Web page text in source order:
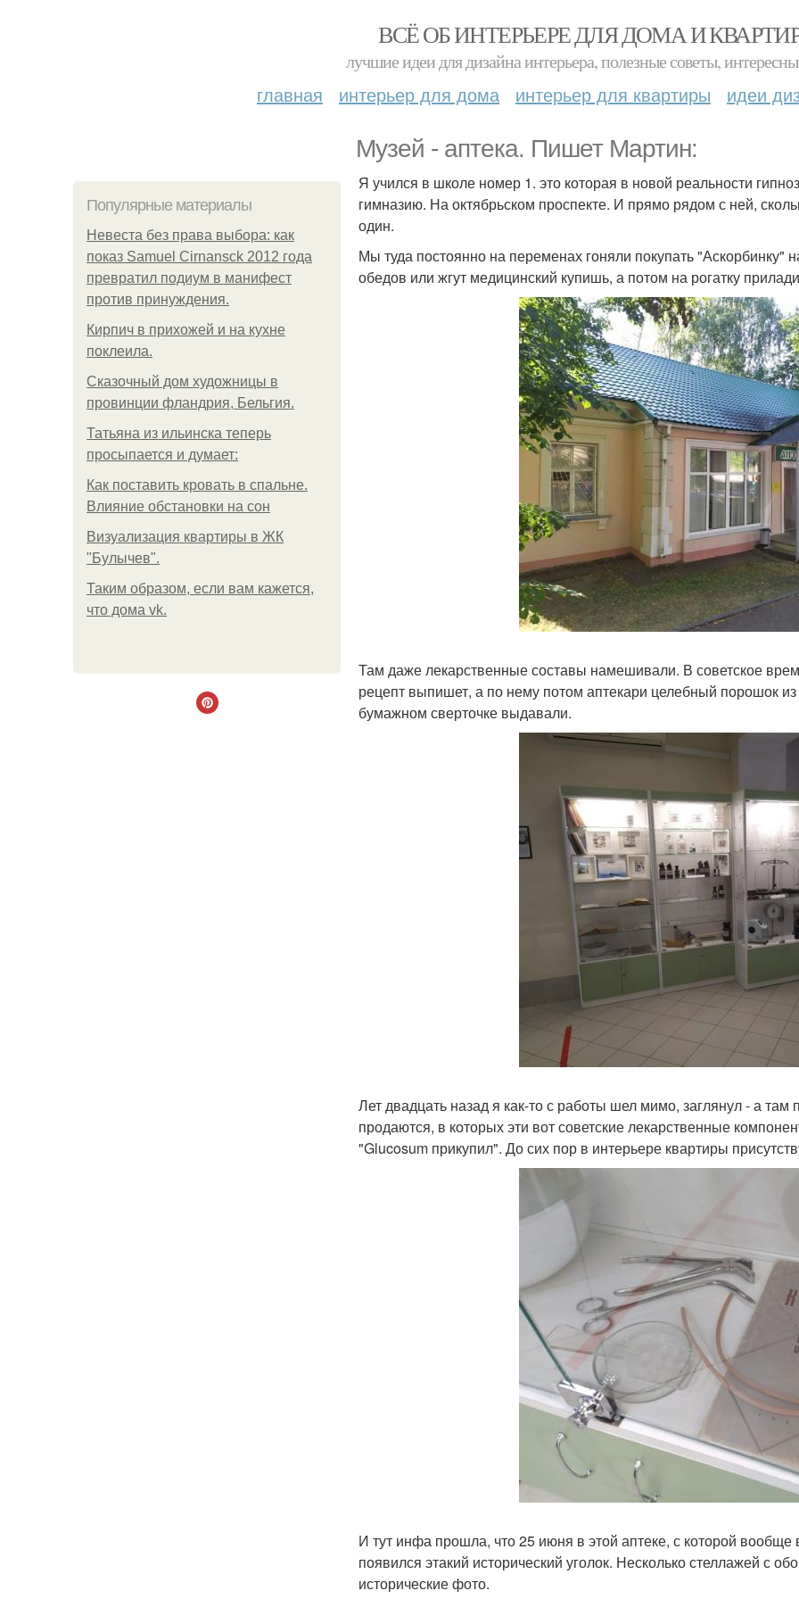
ВСЁ ОБ ИНТЕРЬЕРЕ ДЛЯ ДОМА И
лучшие идеи для дизайна интерьера, полезные советы,
главная интерьер для дома интерьер для квартиры идеи
Музей - аптека. Пишет Мартин:
Популярные материалы
Невеста без права выбора: как
показ Samuel Cirnansck 2012 года
превратил подиум в манифест
против принуждения.
Кирпич в прихожей и на кухне
поклеила.
Сказочный дом художницы в
провинции фландрия, Бельгия.
Татьяна из ильинска теперь
просыпается и думает:
Как поставить кровать в спальне.
Влияние обстановки на сон
Визуализация квартиры в ЖК
"Булычев".
Таким образом, если вам кажется,
что дома vk.
Я учился в школе номер 1. это которая в новой реальности
гимназию. На октябрьском проспекте. И прямо рядом с ней,
один.
Мы туда постоянно на переменах гоняли покупать "Аскорбинку"
обедов или жгут медицинский купишь, а потом на рогатку
Там даже лекарственные составы намешивали. В советское
рецепт выпишет, а по нему потом аптекари целебный порошок
бумажном сверточке выдавали.
Лет двадцать назад я как-то с работы шел мимо, заглянул - а
продаются, в которых эти вот советские лекарственные
"Glucosum прикупил". До сих пор в интерьере квартиры
И тут инфа прошла, что 25 июня в этой аптеке, с которой
появился этакий исторический уголок. Несколько стеллажей с
исторические фото.